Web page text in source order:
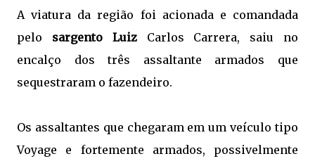
A viatura da região foi acionada e comandada
pelo sargento LuizCarlos Carrera, saiu no
encalço dos três assaltante armados que
sequestraram o fazendeiro.
Os assaltantes que chegaram em um veículo tipo
Voyage e fortemente armados, possivelmente